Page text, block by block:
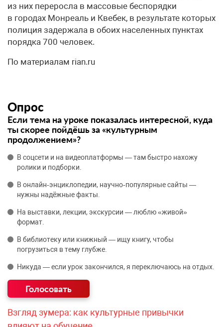
из них переросла в массовые беспорядки
в городах Монреаль и Квебек, в результате которых
полиция задержала в обоих населенных пунктах
порядка 700 человек.
По материалам rian.ru
Опрос
Если тема на уроке показалась интересной, куда
ты скорее пойдёшь за «культурным
продолжением»?
В соцсети и на видеоплатформы — там быстро нахожу
ролики и подборки.
В онлайн‑энциклопедии, научно‑популярные сайты —
нужны надёжные факты.
На выставки, лекции, экскурсии — люблю «живой»
формат.
В библиотеку или книжный — ищу книгу, чтобы
погрузиться в тему глубже.
Никуда — если урок закончился, я переключаюсь на отдых.
Взгляд зумера: как культурные привычки